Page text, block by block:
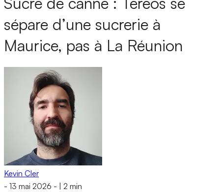
sépare d’une sucrerie à
Maurice, pas à La Réunion
Kevin Cler
- 13 mai 2026 - 2 min